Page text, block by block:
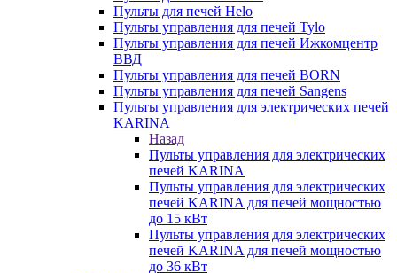
Пульты для печей Helo
Пульты управления для печей Tylo
Пульты управления для печей Ижкомцентр
ВВД
Пульты управления для печей BORN
Пульты управления для печей Sangens
Пульты управления для электрических печей
KARINA
Назад
Пульты управления для электрических
печей KARINA
Пульты управления для электрических
печей KARINA для печей мощностью
до 15 кВт
Пульты управления для электрических
печей KARINA для печей мощностью
до 36 кВт